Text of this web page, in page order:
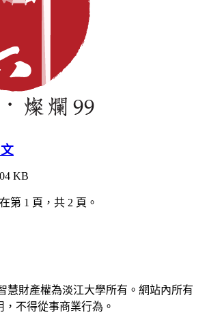
KB
第 1 頁，共 2 頁。
慧財產權為淡江大學所有。網站內所有
不得從事商業行為。